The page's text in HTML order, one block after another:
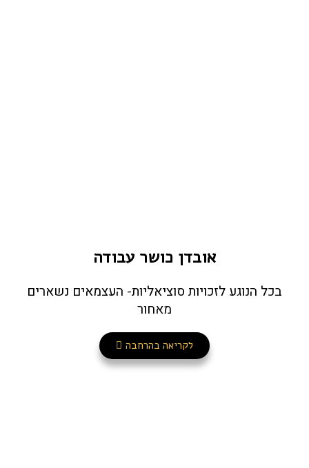
אובדן כושר עבודה
בכל הנוגע לזכויות סוציאליות- העצמאים נשארים
מאחור
לקריאה בהרחבה